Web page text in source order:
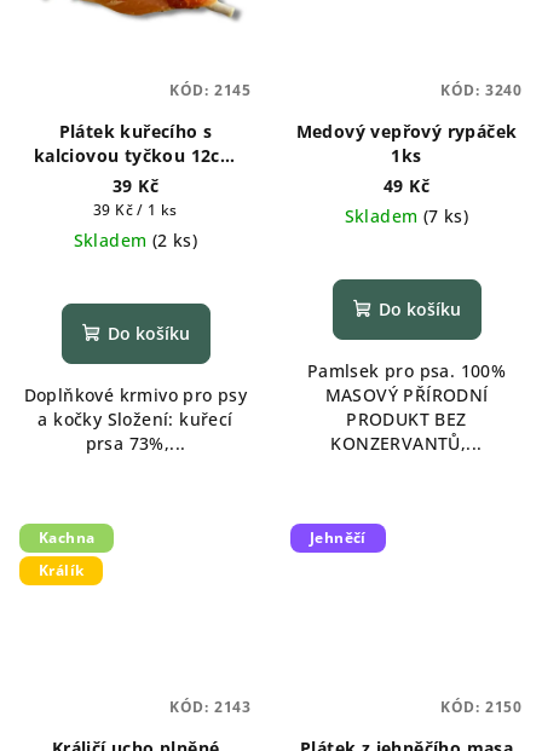
Plátek kuřecího s
kalciovou tyčkou 12cm
1ks
39 Kč
Měrná
cena:
39 Kč / 1 ks
Skladem (2 ks)
Do košíku
Doplňkové krmivo pro psy
a kočky Složení: kuřecí
prsa 73%,...
KÓD: 2145
Medový vepřový rypáček
1ks
49 Kč
Skladem (7 ks)
Do košíku
Pamlsek pro psa. 100%
MASOVÝ PŘÍRODNÍ
PRODUKT BEZ
KONZERVANTŮ,...
KÓD: 3240
Kachna
Králík
KÓD: 2143
Jehněčí
KÓD: 2150